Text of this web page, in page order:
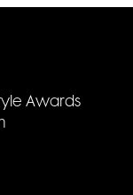
Awards